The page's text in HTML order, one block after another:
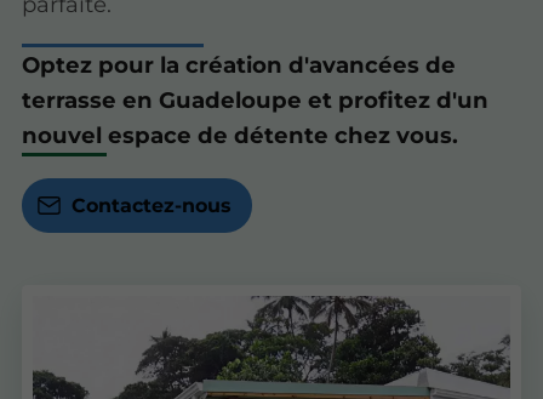
Optez pour la création d'avancées de
terrasse en Guadeloupe et profitez d'un
nouvel espace de détente chez vous.
Contactez-nous